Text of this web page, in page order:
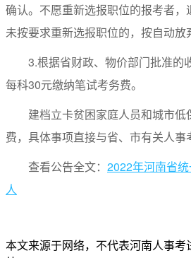
确认。不愿重新选报职位的报考者，
未按要求重新选报职位的，按自动放
3.根据省财政、物价部门批准的
每科30元缴纳笔试考务费。
建档立卡贫困家庭人员和城市
费，具体事项直接与省、市有关人事
查看公告全文： 2022年河南省
人
本文来源于网络，不代表河南人事考